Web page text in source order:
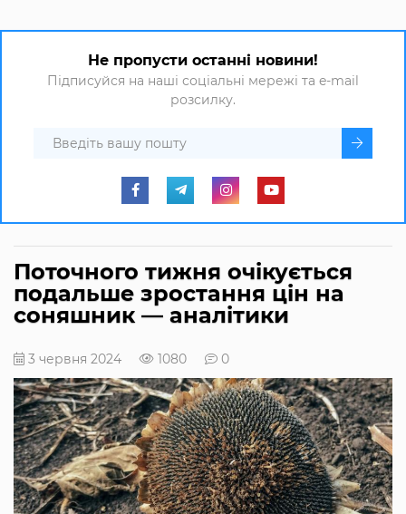
Не пропусти останні новини!
Підписуйся на наші соціальні мережі та e-mail
розсилку.
Поточного тижня очікується
подальше зростання цін на
соняшник — аналітики
3 червня 2024 1080 0